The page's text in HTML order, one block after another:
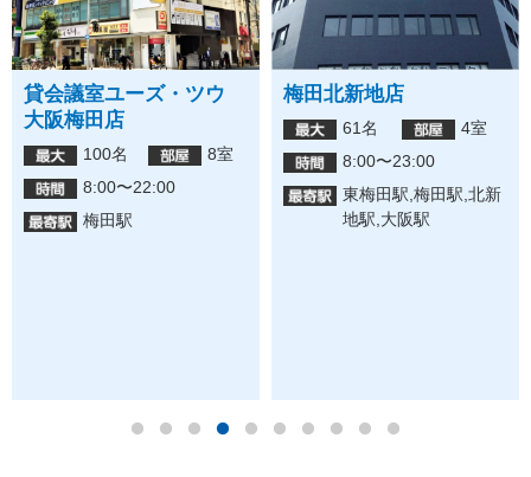
貸会議室ユーズ・ツウ
大阪梅田店
100名
8室
8:00〜22:00
梅田駅
梅田北新地店
61名
4室
8:00〜23:00
東梅田駅,梅田駅,北新
地駅,大阪駅